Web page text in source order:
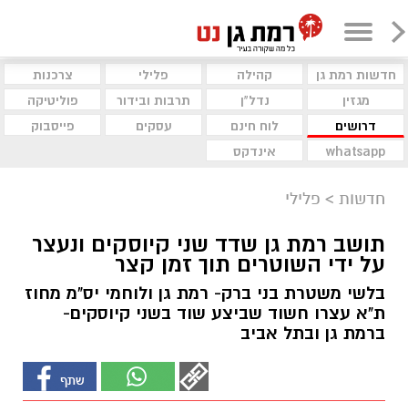
חדשות רמת גן קהילה פלילי
צרכנות
מגזין
נדל"ן תרבות ובידור
פוליטיקה
דרושים
לוח חינם עסקים
פייסבוק
whatsapp
אינדקס
חדשות > פלילי
תושב רמת גן שדד שני קיוסקים ונעצר
על ידי השוטרים תוך זמן קצר
בלשי משטרת בני ברק- רמת גן ולוחמי יס"מ מחוז
ת"א עצרו חשוד שביצע שוד בשני קיוסקים-
ברמת גן ובתל אביב